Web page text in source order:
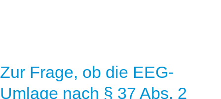
Zur Frage, ob die EEG-
Umlage nach § 37 Abs. 2